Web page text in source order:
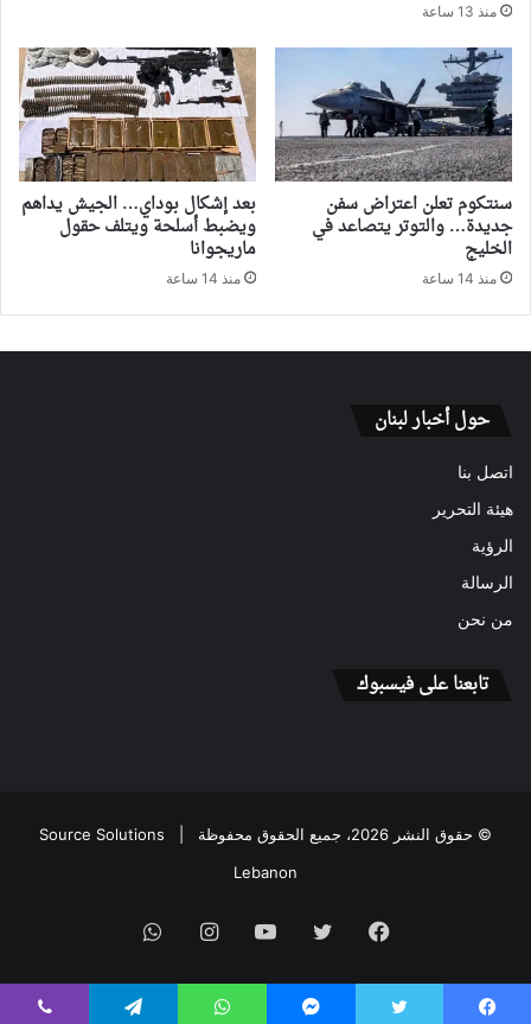
منذ 13 ساعة
سنتكوم تعلن اعتراض سفن
جديدة… والتوتر يتصاعد في
الخليج
منذ 14 ساعة
بعد إشكال بوداي… الجيش يداهم
ويضبط أسلحة ويتلف حقول
ماريجوانا
منذ 14 ساعة
حول أخبار لبنان
اتصل بنا
هيئة التحرير
الرؤية
الرسالة
من نحن
تابعنا على فيسبوك
© حقوق النشر 2026، جميع الحقوق محفوظة |
Source Solutions
Lebanon
فيسبوك تويتر يوتيوبانستقرامواتساب